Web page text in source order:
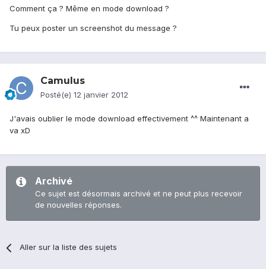
Comment ça ? Même en mode download ?
Tu peux poster un screenshot du message ?
Camulus
Posté(e) 12 janvier 2012
J'avais oublier le mode download effectivement ^^ Maintenant a
va xD
Archivé
Ce sujet est désormais archivé et ne peut plus recevoir
de nouvelles réponses.
Aller sur la liste des sujets